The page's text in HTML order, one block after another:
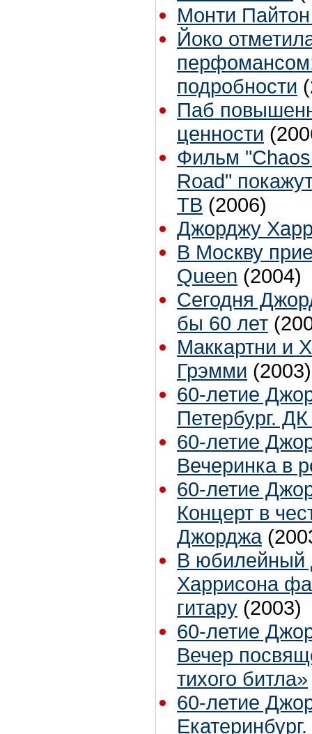
Монти
Йоко
подробности
Паб
ценности
Фильм
Road"
ТВ (2006)
Джорджу
В Москву
Queen (2004)
Сегодня
бы 60 лет
Маккартни и
Грэмми (2003)
60-летие
Петербург.
60-летие
Вечеринка в
60-летие
Концерт в
Джорджа
В юбилейный
Харрисона
гитару (2003)
60-летие
Вечер
тихого битла»
60-летие